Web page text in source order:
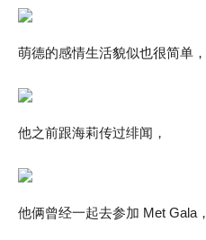
萌德的感情生活貌似也很简单，
他之前跟海莉传过绯闻，
他俩曾经一起去参加 Met Gala，